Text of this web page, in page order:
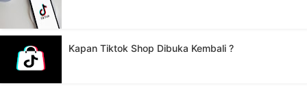
Kapan Tiktok Shop Dibuka Kembali ?